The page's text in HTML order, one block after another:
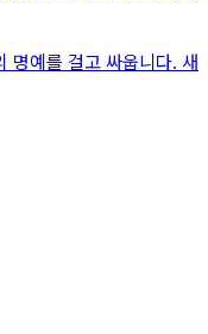
명예를 걸고 싸웁니다. 새